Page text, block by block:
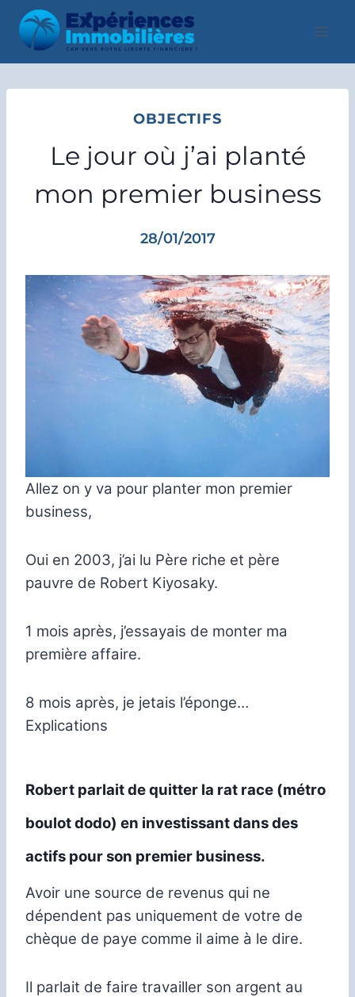
Aller
contenu
OBJECTIFS
Le jour où j’ai planté
mon premier business
28/01/2017
Allez on y va pour planter mon premier
business,
Oui en 2003, j’ai lu Père riche et père
pauvre de Robert Kiyosaky.
1 mois après, j’essayais de monter ma
première affaire.
8 mois après, je jetais l’éponge…
Explications
Robert parlait de quitter la rat race (métro
boulot dodo) en investissant dans des
actifs pour son premier business.
Avoir une source de revenus qui ne
dépendent pas uniquement de votre de
chèque de paye comme il aime à le dire.
Il parlait de faire travailler son argent au